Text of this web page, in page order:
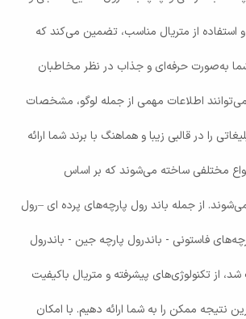
و استفاده از متریال مناسب، تضمین می‌کند که
به‌صورت حرفه‌ای و جذاب در نظر مخاطبان
اطلاعات مهمی از جمله لوگو، مشخصات
را در قالبی زیبا و هماهنگ با برند شما ارائه
مختلفی ساخته می‌شوند که بر اساس
از جمله باند رول پارچه‌های پرده ای –رول
فاستونی - باندرول پارچه جین - باندرول
از تکنولوژی‌های پیشرفته و متریال باکیفیت
نتیجه ممکن را به شما ارائه دهیم. با امکان